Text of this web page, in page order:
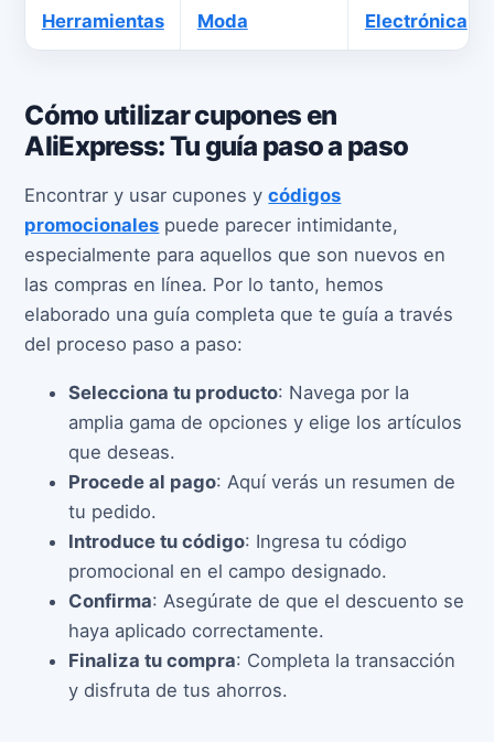
Herramientas Moda Electrónica
Cómo utilizar cupones en
AliExpress: Tu guía paso a paso
Encontrar y usar cupones ycódigos
promocionales puede parecer intimidante,
especialmente para aquellos que son nuevos en
las compras en línea. Por lo tanto, hemos
elaborado una guía completa que te guía a través
del proceso paso a paso:
Selecciona tu producto: Navega por la
amplia gama de opciones y elige los artículos
que deseas.
Procede al pago: Aquí verás un resumen de
tu pedido.
Introduce tu código: Ingresa tu código
promocional en el campo designado.
Confirma: Asegúrate de que el descuento se
haya aplicado correctamente.
Finaliza tu compra: Completa la transacción
y disfruta de tus ahorros.